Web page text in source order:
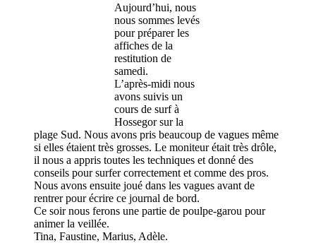
Aujourd’hui, nous
nous sommes levés
pour préparer les
affiches de la
restitution de
samedi.
L’après-midi nous
avons suivis un
cours de surf à
Hossegor sur la
plage Sud. Nous avons pris beaucoup de vagues même
si elles étaient très grosses. Le moniteur était très drôle,
il nous a appris toutes les techniques et donné des
conseils pour surfer correctement et comme des pros.
Nous avons ensuite joué dans les vagues avant de
rentrer pour écrire ce journal de bord.
Ce soir nous ferons une partie de poulpe-garou pour
animer la veillée.
Tina, Faustine, Marius, Adèle.